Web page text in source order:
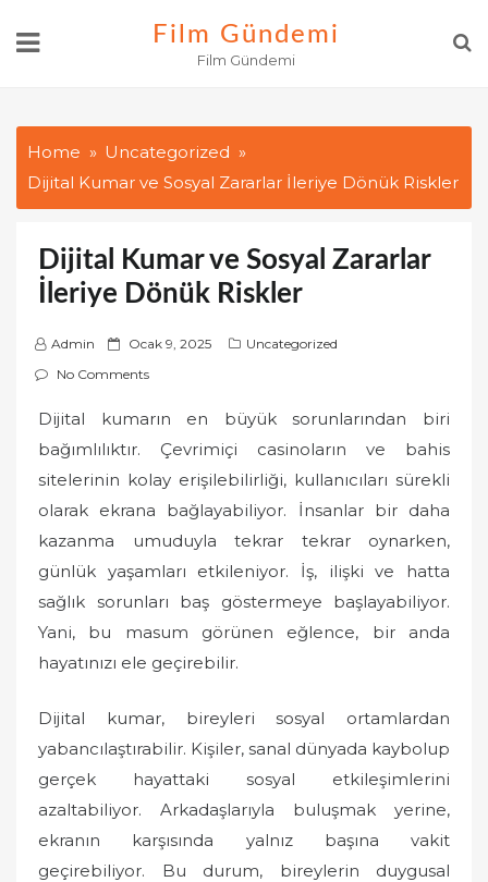
Film Gündemi
Film Gündemi
Home
Uncategorized
Dijital Kumar ve Sosyal Zararlar İleriye Dönük Riskler
Dijital Kumar ve Sosyal Zararlar
İleriye Dönük Riskler
Admin
P
o
t
e
Ocak 9, 2025
Uncategorized
No Comments
Dijital kumarın en büyük sorunlarından biri
bağımlılıktır. Çevrimiçi casinoların ve bahis
sitelerinin kolay erişilebilirliği, kullanıcıları sürekli
olarak ekrana bağlayabiliyor. İnsanlar bir daha
kazanma umuduyla tekrar tekrar oynarken,
günlük yaşamları etkileniyor. İş, ilişki ve hatta
sağlık sorunları baş göstermeye başlayabiliyor.
Yani, bu masum görünen eğlence, bir anda
hayatınızı ele geçirebilir.
Dijital kumar, bireyleri sosyal ortamlardan
yabancılaştırabilir. Kişiler, sanal dünyada kaybolup
gerçek hayattaki sosyal etkileşimlerini
azaltabiliyor. Arkadaşlarıyla buluşmak yerine,
ekranın karşısında yalnız başına vakit
geçirebiliyor. Bu durum, bireylerin duygusal